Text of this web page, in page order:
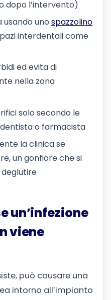
dopo l’intervento)
usando uno spazzolino
interdentali come
ed evita di
nella zona
solo secondo le
o farmacista
la clinica se
un gonfiore che si
un’infezione
viene
può causare una
intorno all’impianto